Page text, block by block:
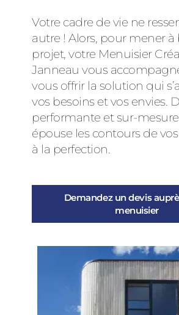
Votre cadre de vie ne
autre ! Alors, pour mener
projet, votre Menuisier
Janneau vous
vous offrir la solution qui
vos besoins et vos envies.
performante et sur-
épouse les contours de
à la perfection.
Demandez un devis
menuisier